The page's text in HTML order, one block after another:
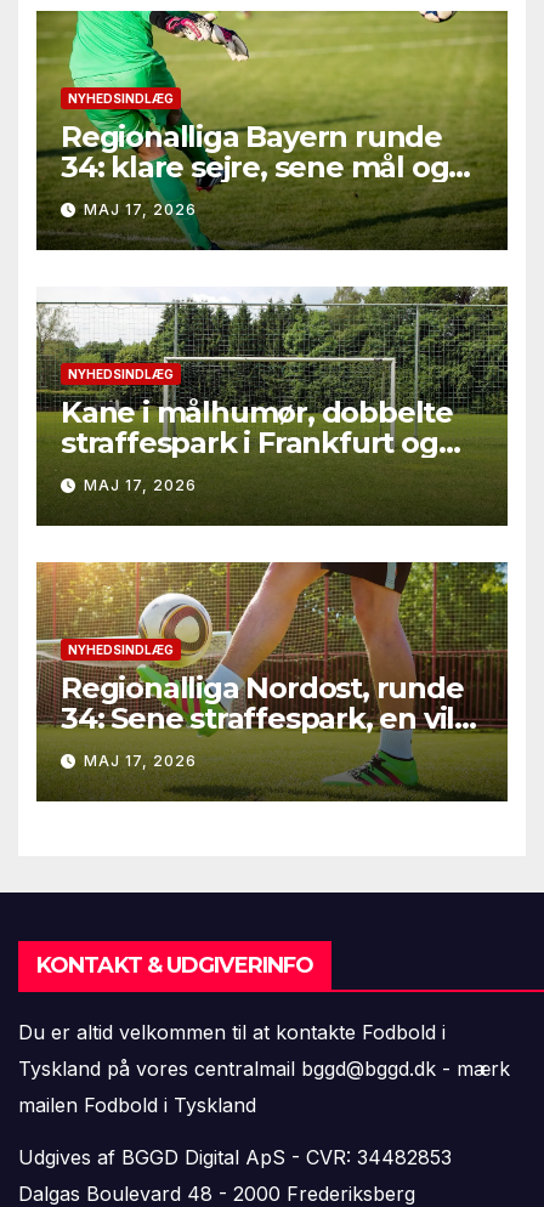
NYHEDSINDLÆG
Regionalliga Bayern runde
34: klare sejre, sene mål og
straffesparksafgørelser
MAJ 17, 2026
NYHEDSINDLÆG
Kane i målhumør, dobbelte
straffespark i Frankfurt og
rødt kort i Gladbach – hele
runde 34 fra Bundesliga
2025/26
MAJ 17, 2026
NYHEDSINDLÆG
Regionalliga Nordost, runde
34: Sene straffespark, en vild
vending i Leipzig og en
firkantsopvisning fra Baro
MAJ 17, 2026
KONTAKT & UDGIVERINFO
Du er altid velkommen til at kontakte Fodbold i
Tyskland på vores centralmail bggd@bggd.dk - mærk
mailen Fodbold i Tyskland
Udgives af BGGD Digital ApS - CVR: 34482853
Dalgas Boulevard 48 - 2000 Frederiksberg